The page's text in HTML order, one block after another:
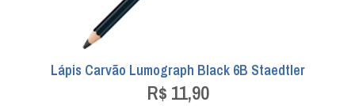
Lápis Carvão Lumograph Black 6B Staedtler
R$ 11,90